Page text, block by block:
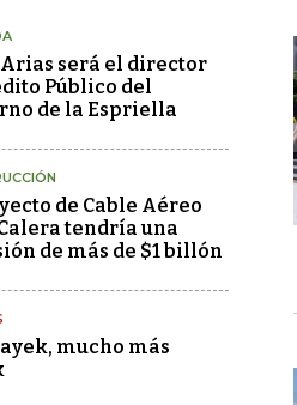
Arias será el director
Público del
de la Espriella
de Cable Aéreo
tendría una
de más de $1 billón
mucho más